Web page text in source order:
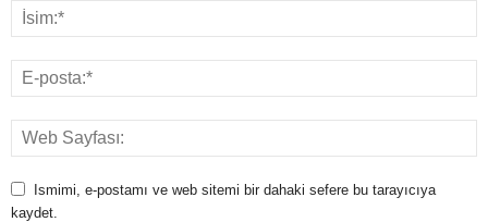
Ismimi, e-postamı ve web sitemi bir dahaki sefere bu tarayıcıya
kaydet.